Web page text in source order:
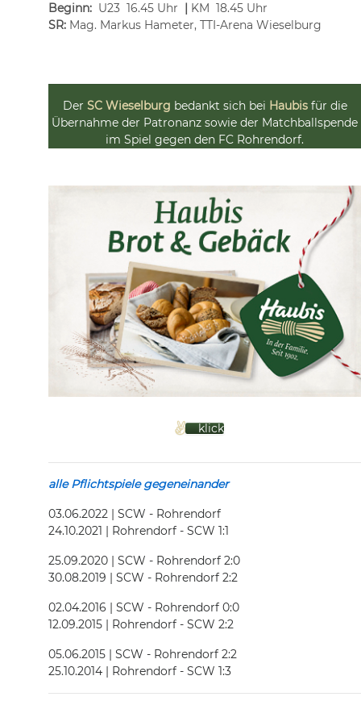
Beginn: U23 16.45 Uhr | KM 18.45 Uhr
SR: Mag. Markus Hameter, TTI-Arena Wieselburg
Der SC Wieselburg bedankt sich bei Haubisfür die
Übernahme der Patronanz sowie der Matchballspende
im Spiel gegen den FC Rohrendorf.
klick
alle Pflichtspielegegeneinander
03.06.2022 | SCW - Rohrendorf
24.10.2021 | Rohrendorf - SCW 1:1
25.09.2020 | SCW - Rohrendorf 2:0
30.08.2019 | SCW - Rohrendorf 2:2
02.04.2016 | SCW - Rohrendorf 0:0
12.09.2015 | Rohrendorf - SCW 2:2
05.06.2015 | SCW - Rohrendorf 2:2
25.10.2014 | Rohrendorf - SCW 1:3